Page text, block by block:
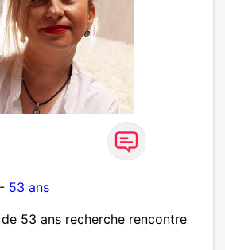
- 53 ans
53 ans recherche rencontre